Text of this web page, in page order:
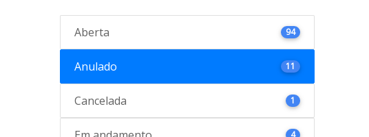
Aberta 94
Anulado 11
Cancelada 1
4